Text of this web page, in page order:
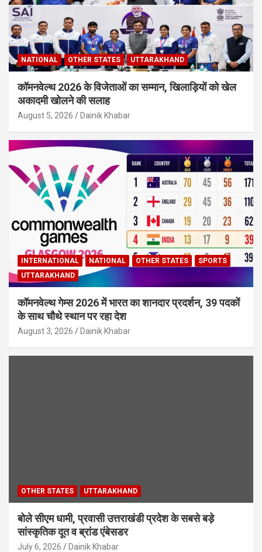
NATIONAL OTHER STATES UTTARAKHAND
कॉमनवेल्थ 2026 के विजेताओं का सम्मान, खिलाड़ियों को खेल
अकादमी खोलने की सलाह
August 5, 2026 Dainik Khabar
INTERNATIONAL NATIONAL OTHER STATES
SPORTS
UTTARAKHAND
कॉमनवेल्थ गेम्स 2026 में भारत का शानदार प्रदर्शन, 39 पदकों
के साथ चौथे स्थान पर रहा देश
August 3, 2026 Dainik Khabar
OTHER STATES UTTARAKHAND
बोले सीएम धामी, प्रवासी उत्तराखंडी प्रदेश के सबसे बड़े
सांस्कृतिक दूत व ब्रांड एंबेसडर
July 6, 2026 Dainik Khabar